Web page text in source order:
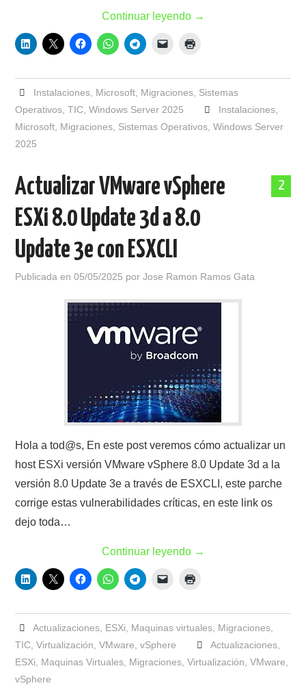
Continuar leyendo →
Instalaciones, Microsoft, Migraciones, Sistemas
Operativos ,TIC ,Windows Server 2025 Instalaciones,
Microsoft Migraciones Sistemas Operativos ,Windows Server
2025
2
Actualizar VMware vSphere
ESXi 8.0 Update 3d a 8.0
Update 3e con ESXCLI
Publicada en05/05/2025 porJose Ramon Ramos Gata
Hola a tod@s, En este post veremos cómo actualizar un
host ESXi versión VMware vSphere 8.0 Update 3d a la
versión 8.0 Update 3e a través de ESXCLI, este parche
corrige estas vulnerabilidades críticas, en este link os
dejo toda…
Continuar leyendo →
Actualizaciones, ESXi Maquinas virtuales, Migraciones,
TIC ,Virtualización ,VMware ,vSphere Actualizaciones,
ESXi
Maquinas Virtuales Migraciones ,Virtualización ,VMware
vSphere